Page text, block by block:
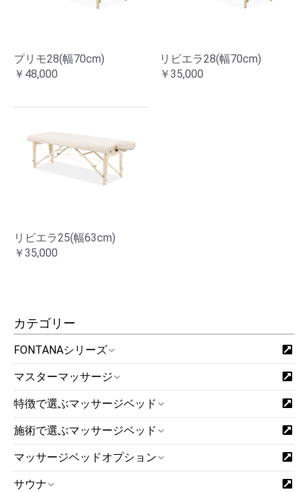
カテゴリー
FONTANAシリーズ
マスターマッサージ
特徴で選ぶマッサージベッド
施術で選ぶマッサージベッド
マッサージベッドオプション
サウナ
プリモ28(幅70cm)
￥48,000
リビエラ28(幅70cm)
￥35,000
リビエラ25(幅63cm)
￥35,000